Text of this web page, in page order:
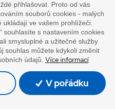
s jistotou”
Europack
přihlašovat. Proto od vás
souborů cookies - malých
ukládají ve vašem prohlížeči.
souhlasíte s nastavením cookies
smysluplné a užitečné služby
souhlas můžete kdykoli změnit
údajů. Více informací
V pořádku